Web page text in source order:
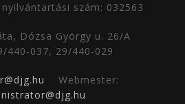
nyilvántartási szám: 032563
Dózsa György u. 26/A
440-037, 29/440-029
Webmester: